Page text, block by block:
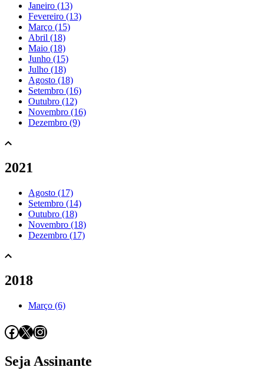
Janeiro (13)
Fevereiro (13)
Março (15)
Abril (18)
Maio (18)
Junho (15)
Julho (18)
Agosto (18)
Setembro (16)
Outubro (12)
Novembro (16)
Dezembro (9)
2021
Agosto (17)
Setembro (14)
Outubro (18)
Novembro (18)
Dezembro (17)
2018
Março (6)
Facebook
X Instagram
Seja Assinante